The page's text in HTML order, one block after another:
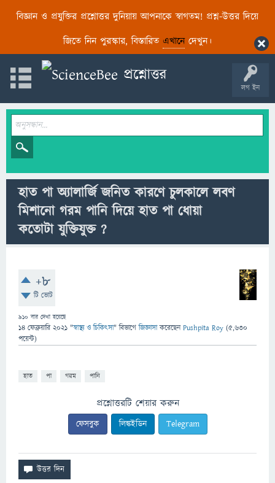
বিজ্ঞান ও প্রযুক্তির প্রশ্নোত্তর দুনিয়ায় আপনাকে স্বাগতম! প্রশ্ন-উত্তর দিয়ে
জিতে নিন পুরস্কার, বিস্তারিত এখানেদেখুন।
লগ ইন
হাত পা অ্যালার্জি জনিত কারণে চুলকালে লবণ
মিশানো গরম পানি দিয়ে হাত পা ধোয়া
কতোটা যুক্তিযুক্ত ?
+8
টি ভোট
910 বার দেখা হয়েছে
14 ফেব্রুয়ারি 2021 "স্বাস্থ্য ও চিকিৎসা" বিভাগে জিজ্ঞাসাকরেছেনPushpita Roy (5,630
পয়েন্ট)
হাত পা গরম পানি
প্রশ্নোত্তরটি শেয়ার করুন
ফেসবুক লিঙ্কইডিন Telegram